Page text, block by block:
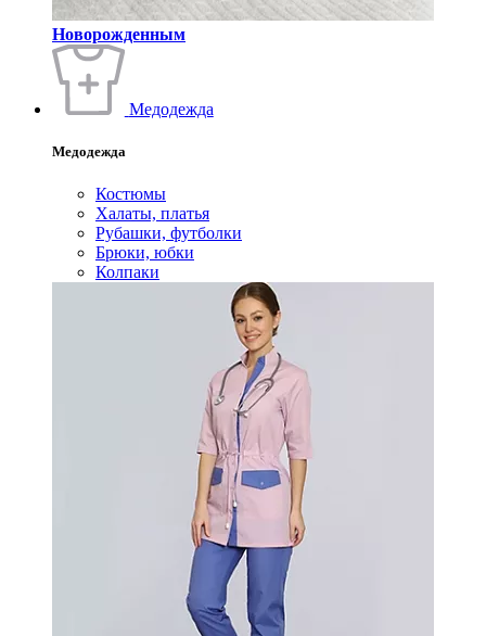
Новорожденным
Медодежда
Медодежда
Костюмы
Халаты, платья
Рубашки, футболки
Брюки, юбки
Колпаки